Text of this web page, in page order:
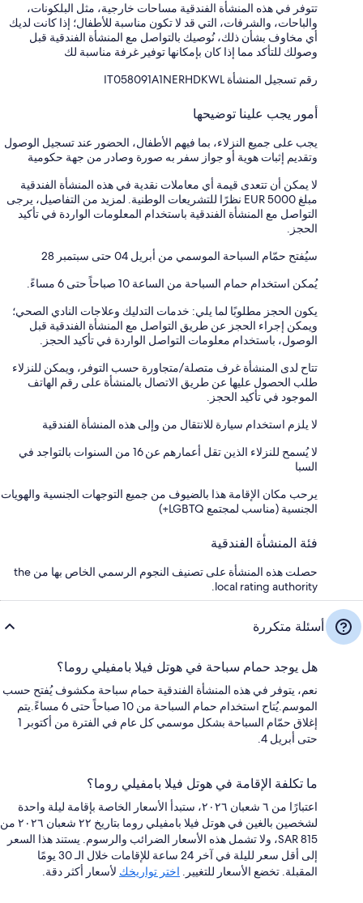
تتوفر في هذه المنشأة الفندقية مساحات خارجية، مثل البلكونات،
والباحات، والشرفات، التي قد لا تكون مناسبة للأطفال؛ إذا كانت لديك
أي مخاوف بشأن ذلك، نُوصيك بالتواصل مع المنشأة الفندقية قبل
وصولك للتأكد مما إذا كان بإمكانها توفير غرفة مناسبة لك
رقم تسجيل المنشأة ⁦IT058091A1NERHDKWL⁩
أمور يجب علينا توضيحها
يجب على جميع النزلاء، بما فيهم الأطفال، الحضور عند تسجيل الوصول
وتقديم إثبات هوية أو جواز سفر به صورة وصادر من جهة حكومية
لا يمكن أن تتعدى قيمة أي معاملات نقدية في هذه المنشأة الفندقية
مبلغ EUR 5000 نظرًا للتشريعات الوطنية. لمزيد من التفاصيل، يرجى
التواصل مع المنشأة الفندقية باستخدام المعلومات الواردة في تأكيد
الحجز.
سيُفتح حمّام السباحة الموسمي من أبريل 04 حتى سبتمبر 28
يُمكن استخدام حمام السباحة من الساعة 10 صباحاً حتى 6 مساءً.
يكون الحجز مطلوبًا لما يلي: خدمات التدليك وعلاجات النادي الصحي؛
ويمكن إجراء الحجز عن طريق التواصل مع المنشأة الفندقية قبل
الوصول، باستخدام معلومات التواصل الواردة في تأكيد الحجز.
تتاح لدى المنشأة غرف متصلة/متجاورة حسب التوفر، ويمكن للنزلاء
طلب الحصول عليها عن طريق الاتصال بالمنشأة على رقم الهاتف
الموجود في تأكيد الحجز.
لا يلزم استخدام سيارة للانتقال من وإلى هذه المنشأة الفندقية
لا يُسمح للنزلاء الذين تقل أعمارهم عن 16 من السنوات بالتواجد في
السبا
يرحب مكان الإقامة هذا بالضيوف من جميع التوجهات الجنسية والهويات
الجنسية (مناسب لمجتمع LGBTQ+)
فئة المنشأة الفندقية
حصلت هذه المنشأة على تصنيف النجوم الرسمي الخاص بها من the
local rating authority.
أسئلة متكررة
هل يوجد حمام سباحة في هوتل فيلا بامفيلي روما؟
نعم، يتوفر في هذه المنشأة الفندقية حمام سباحة مكشوف يُفتح حسب
الموسم.يُتاح استخدام حمام السباحة من 10 صباحاً حتى 6 مساءً.يتم
إغلاق حمّام السباحة بشكل موسمي كل عام في الفترة من أكتوبر 1
حتى أبريل 4.
ما تكلفة الإقامة في هوتل فيلا بامفيلي روما؟
اعتبارًا من ٦ شعبان ٢٠٢٦، ستبدأ الأسعار الخاصة بإقامة ليلة واحدة
لشخصين بالغين في هوتل فيلا بامفيلي روما بتاريخ ٢٢ شعبان ٢٠٢٦ من
SAR 815، ولا تشمل هذه الأسعار الضرائب والرسوم. يستند هذا السعر
إلى أقل سعر لليلة في آخر 24 ساعة للإقامات خلال الـ 30 يومًا
المقبلة. تخضع الأسعار للتغيير. اختر تواريخك لأسعار أكثر دقة.